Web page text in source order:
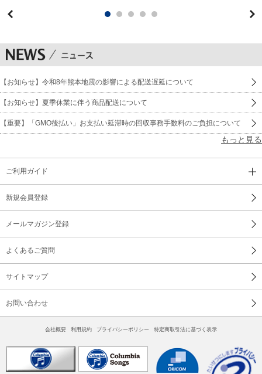
【お知らせ】令和8年熊本地震の影響による配送遅延について
【お知らせ】夏季休業に伴う商品配送について
【重要】「GMO後払い」お支払い延滞時の回収事務手数料のご負担について
もっと見る
ご利用ガイド
新規会員登録
メールマガジン登録
よくあるご質問
サイトマップ
お問い合わせ
会社概要 利用規約 プライバシーポリシー 特定商取引法に基づく表示